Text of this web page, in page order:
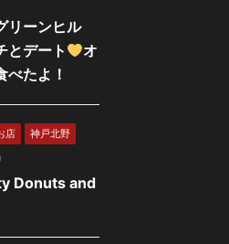
リーンヒル
とデート
オ
べたよ！
店 神戸北野
Donuts and